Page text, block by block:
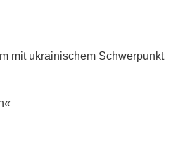
mit ukrainischem Schwerpunkt